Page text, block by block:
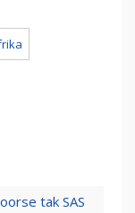
tak SAS